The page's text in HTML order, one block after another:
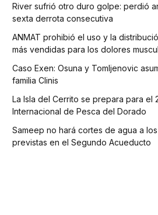
River sufrió otro duro golpe: perdió
sexta derrota consecutiva
ANMAT prohibió el uso y la
más vendidas para los dolores
Caso Exen: Osuna y Tomljenovic
familia Clinis
La Isla del Cerrito se prepara para el
Internacional de Pesca del Dorado
Sameep no hará cortes de agua a
previstas en el Segundo Acueducto